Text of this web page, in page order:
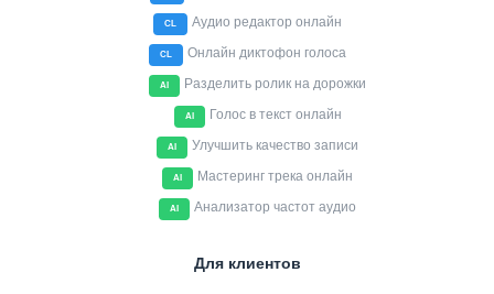
CL Аудио редактор онлайн
CL Онлайн диктофон голоса
AI Разделить ролик на дорожки
AI Голос в текст онлайн
AI Улучшить качество записи
AI Мастеринг трека онлайн
AI Анализатор частот аудио
Для клиентов